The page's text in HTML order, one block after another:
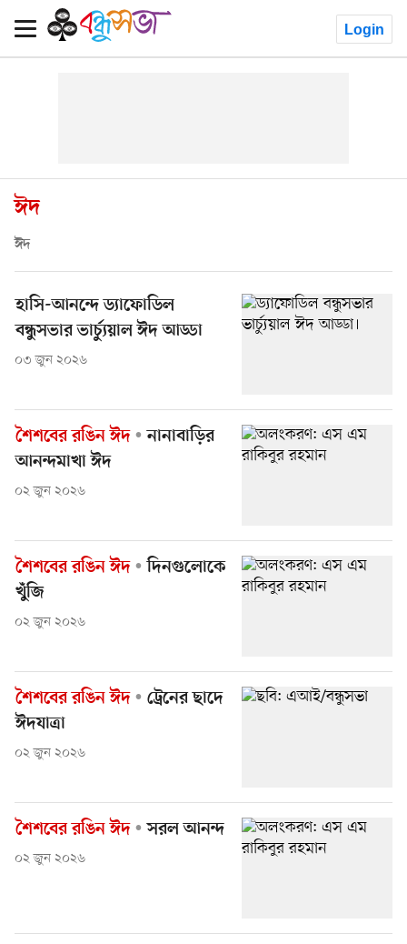
Login
ঈদ
ঈদ
হাসি-আনন্দে ড্যাফোডিল
বন্ধুসভার ভার্চ্যুয়াল ঈদ আড্ডা
০৩ জুন ২০২৬
শৈশবের রঙিন ঈদ
নানাবাড়ির
আনন্দমাখা ঈদ
০২ জুন ২০২৬
শৈশবের রঙিন ঈদ
দিনগুলোকে
খুঁজি
০২ জুন ২০২৬
শৈশবের রঙিন ঈদ
ট্রেনের ছাদে
ঈদযাত্রা
০২ জুন ২০২৬
শৈশবের রঙিন ঈদ সরল আনন্দ
০২ জুন ২০২৬